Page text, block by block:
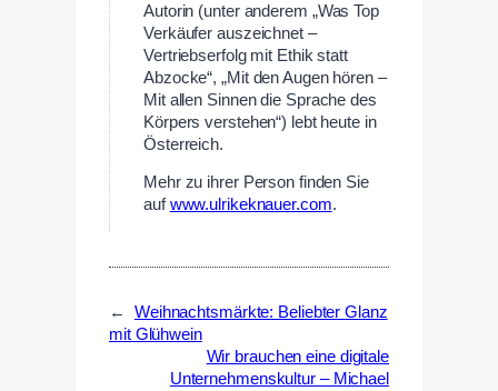
Autorin (unter anderem „Was Top
Verkäufer auszeichnet –
Vertriebserfolg mit Ethik statt
Abzocke“, „Mit den Augen hören –
Mit allen Sinnen die Sprache des
Körpers verstehen“) lebt heute in
Österreich.
Mehr zu ihrer Person finden Sie
aufwww.ulrikeknauer.com.
←
Weihnachtsmärkte: Beliebter Glanz
mit Glühwein
Wir brauchen eine digitale
Unternehmenskultur – Michael